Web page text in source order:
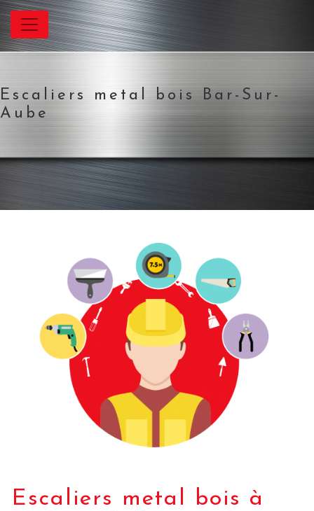
Panneau de gestion des cookies
Escaliers metal bois Bar-Sur-
Aube
Escaliers metal bois à